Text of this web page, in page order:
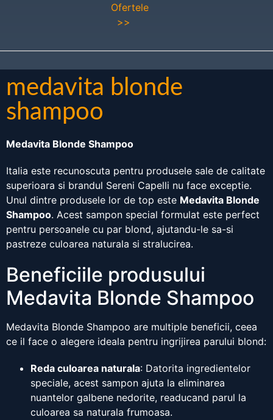
Ofertele
>>
medavita blonde
shampoo
Medavita Blonde Shampoo
Italia este recunoscuta pentru produsele sale de calitate
superioara si brandul Sereni Capelli nu face exceptie.
Unul dintre produsele lor de top este Medavita Blonde
Shampoo. Acest sampon special formulat este perfect
pentru persoanele cu par blond, ajutandu-le sa-si
pastreze culoarea naturala si stralucirea.
Beneficiile produsului
Medavita Blonde Shampoo
Medavita Blonde Shampoo are multiple beneficii, ceea
ce il face o alegere ideala pentru ingrijirea parului blond:
Reda culoarea naturala: Datorita ingredientelor
speciale, acest sampon ajuta la eliminarea
nuantelor galbene nedorite, readucand parul la
culoarea sa naturala frumoasa.